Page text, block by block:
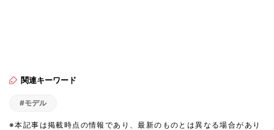
関連キーワード
#モデル
※本記事は掲載時点の情報であり、最新のものとは異なる場合があり